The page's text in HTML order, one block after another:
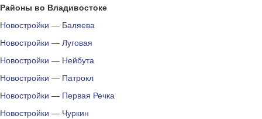
Районы во Владивостоке
Новостройки — Баляева
Новостройки — Луговая
Новостройки — Нейбута
Новостройки — Патрокл
Новостройки — Первая Речка
Новостройки — Чуркин